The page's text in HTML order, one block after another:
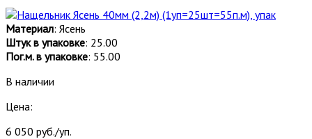
Материал: Ясень
Штук в упаковке: 25.00
Пог.м. в упаковке: 55.00
В наличии
Цена:
6 050 руб./уп.